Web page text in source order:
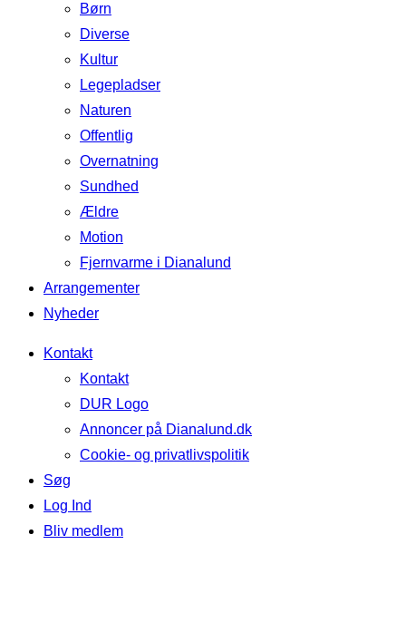
Børn
Diverse
Kultur
Legepladser
Naturen
Offentlig
Overnatning
Sundhed
Ældre
Motion
Fjernvarme i Dianalund
Arrangementer
Nyheder
Kontakt
Kontakt
DUR Logo
Annoncer på Dianalund.dk
Cookie- og privatlivspolitik
Søg
Log Ind
Bliv medlem